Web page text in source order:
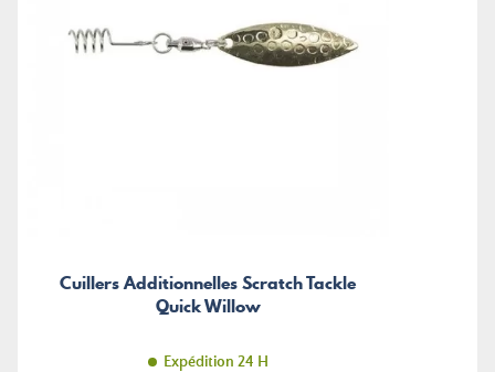
Cuillers Additionnelles Scratch Tackle
Quick Willow
Expédition 24 H